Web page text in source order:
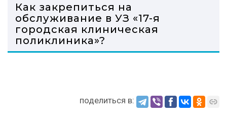
Как закрепиться на
обслуживание в УЗ «17-я
городская клиническая
поликлиника»?
поделиться в: